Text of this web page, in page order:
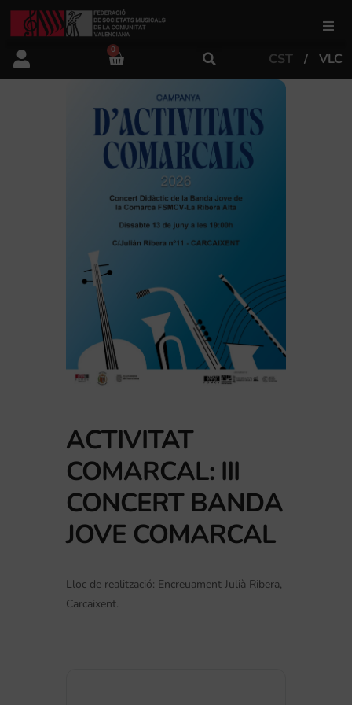
FSMCV
Àrea de gestió
Àrea educativa
Actualitat
0
CST VLC
ACTIVITAT
COMARCAL: III
CONCERT BANDA
JOVE COMARCAL
Lloc de realització: Encreuament Julià Ribera,
Carcaixent.